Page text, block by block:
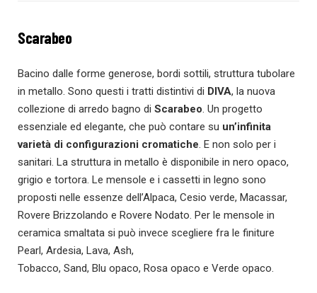
Scarabeo
Bacino dalle forme generose, bordi sottili, struttura tubolare
in metallo. Sono questi i tratti distintivi di DIVA, la nuova
collezione di arredo bagno di Scarabeo. Un progetto
essenziale ed elegante, che può contare su un’infinita
varietà di configurazioni cromatiche. E non solo per i
sanitari. La struttura in metallo è disponibile in nero opaco,
grigio e tortora. Le mensole e i cassetti in legno sono
proposti nelle essenze dell’Alpaca, Cesio verde, Macassar,
Rovere Brizzolando e Rovere Nodato. Per le mensole in
ceramica smaltata si può invece scegliere fra le finiture
Pearl, Ardesia, Lava, Ash,
Tobacco, Sand, Blu opaco, Rosa opaco e Verde opaco.